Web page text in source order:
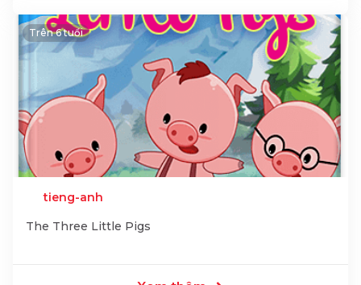
Trên 6 tuổi
tieng-anh
The Three Little Pigs